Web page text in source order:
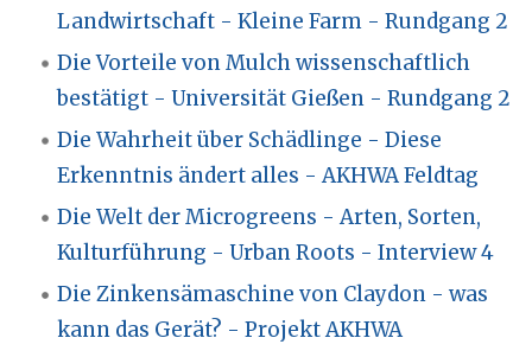
Landwirtschaft - Kleine Farm - Rundgang 2
Die Vorteile von Mulch wissenschaftlich
bestätigt - Universität Gießen - Rundgang 2
Die Wahrheit über Schädlinge - Diese
Erkenntnis ändert alles - AKHWA Feldtag
Die Welt der Microgreens - Arten, Sorten,
Kulturführung - Urban Roots - Interview 4
Die Zinkensämaschine von Claydon - was
kann das Gerät? - Projekt AKHWA